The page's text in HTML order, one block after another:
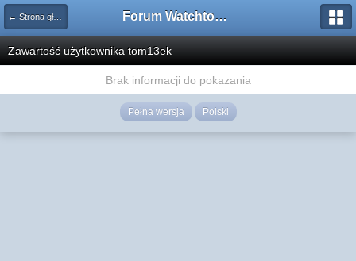
← Strona główna Forum Watchtower
Zawartość użytkownika tom13ek
Brak informacji do pokazania
Pełna wersja Polski